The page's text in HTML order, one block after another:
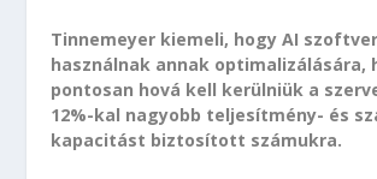
Tinnemeyer kiemeli, hogy AI
használnak annak optimalizálására,
pontosan hová kell kerülniük a
12%-kal nagyobb teljesítmény- és
kapacitást biztosított számukra.